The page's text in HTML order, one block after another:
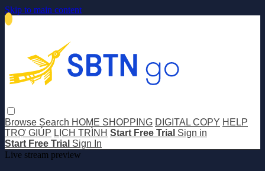
Skip to main content
Browse Search HOME SHOPPING DIGITAL COPY HELP
TRỢ GIÚP LỊCH TRÌNH Start Free Trial Sign in
Start Free Trial Sign In
Live stream preview